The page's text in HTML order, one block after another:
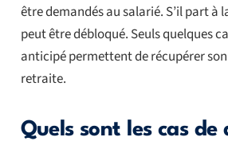
être demandés au salarié. S’il part à
peut être débloqué. Seuls quelques
anticipé permettent de récupérer
retraite.
Quels sont les cas de